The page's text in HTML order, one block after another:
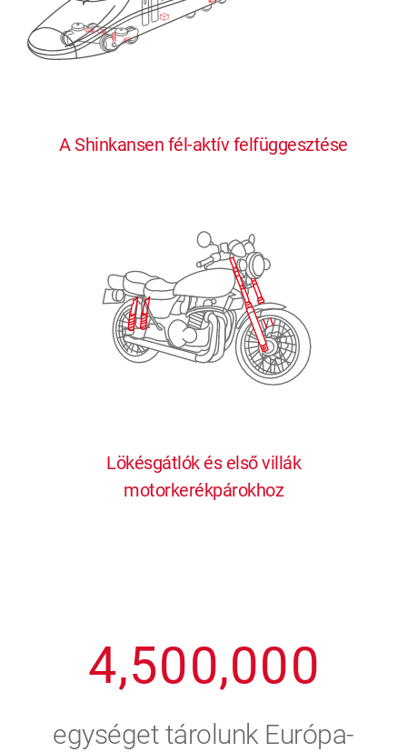
A Shinkansen fél-aktív felfüggesztése
Lökésgátlók és első villák
motorkerékpárokhoz
0
4
5
,
1
2
5
6
0
3
4
6
7
0
0
2
3
4
6
7
0,
0
2
3
4
6
7
0
0
2
3
4
6
7
0
0
3
4
6
0
egységet tárolunk Európa-